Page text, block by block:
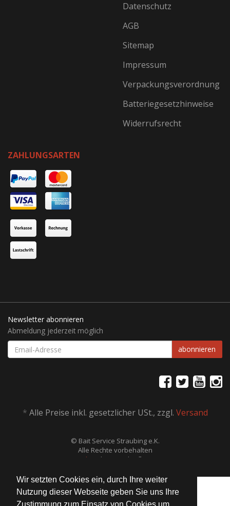
Wir setzten Cookies ein, durch Ihre weiter
Nutzung dieser Webseite geben Sie uns Ihre
Datenschutz
AGB
Sitemap
Impressum
Verpackungsverordnung
Batteriegesetzhinweise
Widerrufsrecht
ZAHLUNGSARTEN
Newsletter abonnieren
Abmeldung jederzeit möglich
EMAIL-
ADRESSE
abonnieren
* Alle Preise inkl. gesetzlicher USt., zzgl. Versand
© Bait Service Straubing e.K.
Alle Rechte vorbehalten
JTL-Shop
| Design by ©